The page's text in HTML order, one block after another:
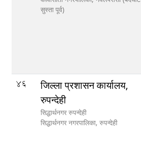
सुस्ता पूर्व)
46
जिल्ला प्रशासन कार्यालय,
रुपन्देही
सिद्धार्थनगर रुपन्देही
सिद्धार्थनगर नगरपालिका, रुपन्देही